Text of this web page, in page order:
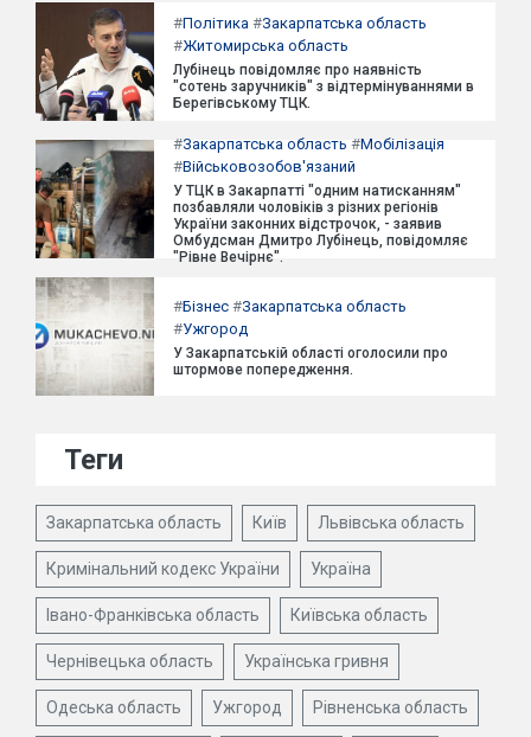
#Політика #Закарпатська область
#Житомирська область
Лубінець повідомляє про наявність
"сотень заручників" з відтермінуваннями в
Берегівському ТЦК.
#Закарпатська область #Мобілізація
#Військовозобов'язаний
У ТЦК в Закарпатті "одним натисканням"
позбавляли чоловіків з різних регіонів
України законних відстрочок, - заявив
Омбудсман Дмитро Лубінець, повідомляє
"Рівне Вечірнє".
#Бізнес #Закарпатська область
#Ужгород
У Закарпатській області оголосили про
штормове попередження.
Теги
Закарпатська область Київ Львівська область
Кримінальний кодекс України Україна
Івано-Франківська область Київська область
Чернівецька область Українська гривня
Одеська область Ужгород Рівненська область